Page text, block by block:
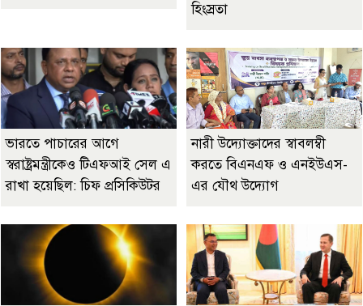
হিংস্রতা
ভারতে পাচারের আগে
স্বরাষ্ট্রমন্ত্রীকেও টিএফআই সেল এ
রাখা হয়েছিল: চিফ প্রসিকিউটর
নারী উদ্যোক্তাদের স্বাবলম্বী
করতে বিএনএফ ও এনইউএস-
এর যৌথ উদ্যোগ